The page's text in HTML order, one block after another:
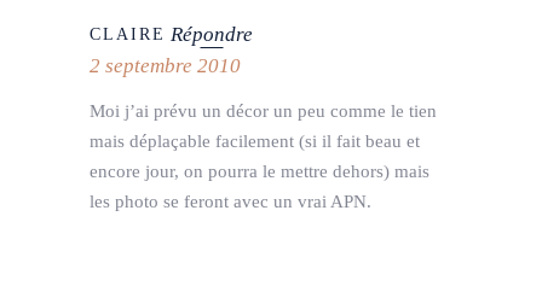
CLAIRE Répondre
2 septembre 2010
Moi j’ai prévu un décor un peu comme le tien
mais déplaçable facilement (si il fait beau et
encore jour, on pourra le mettre dehors) mais
les photo se feront avec un vrai APN.